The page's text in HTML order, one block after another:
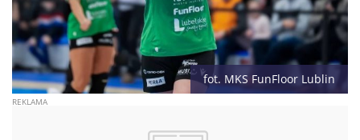
fot. MKS FunFloor Lublin